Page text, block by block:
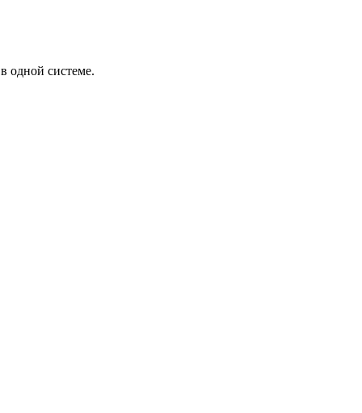
одной системе.